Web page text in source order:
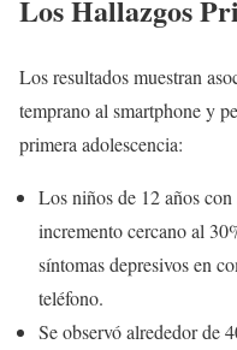
Los Hallazgos
Los resultados muestran
temprano al smartphone y
primera adolescencia:
Los niños de 12 años
incremento cercano al
síntomas depresivos en
teléfono.
Se observó alrededor de